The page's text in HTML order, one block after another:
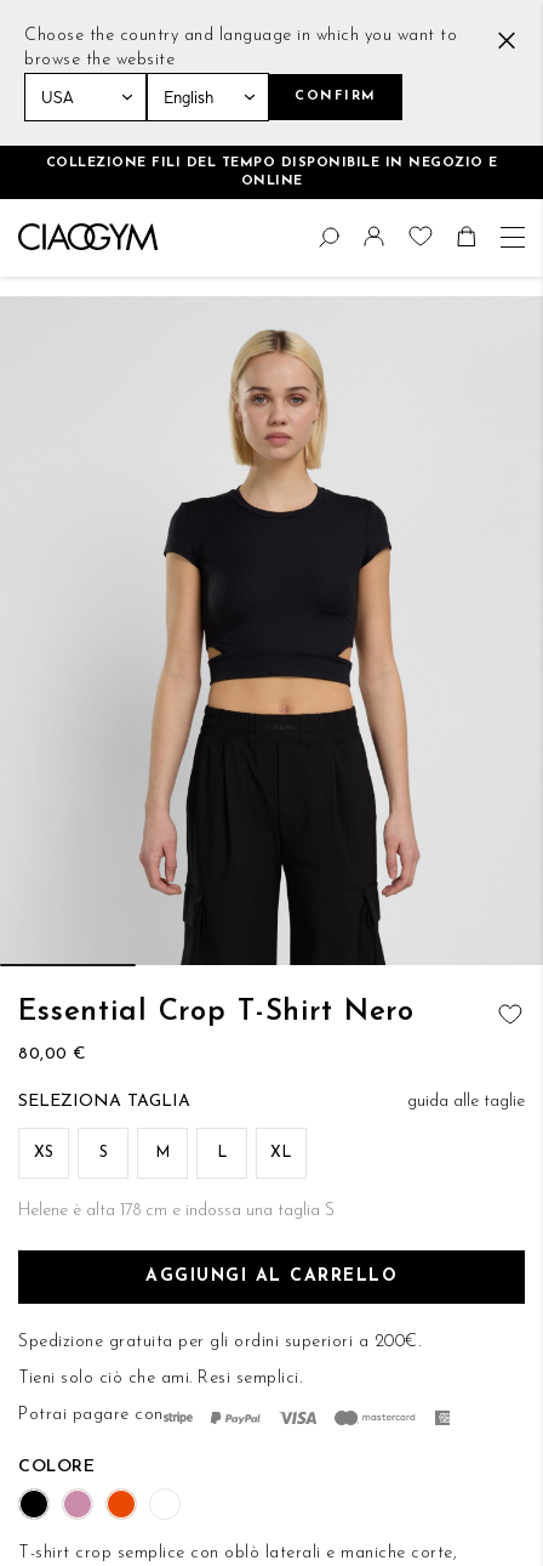
Choose the country and language in which you want to
browse the website
CONFIRM
COLLEZIONE FILI DEL TEMPO DISPONIBILE IN NEGOZIO E
ONLINE
Salta
contenuto
Cambia
Cerca
Essential Crop T-Shirt Nero
80,00 €
guida alle taglie
TAGLIA
XS S M L XL
Helene è alta 178 cm e indossa una taglia S
AGGIUNGI AL CARRELLO
Spedizione gratuita per gli ordini superiori a 200€.
Tieni solo ciò che ami. Resi semplici.
Potrai pagare con
COLORE
T-shirt crop semplice con oblò laterali e maniche corte,
Vai
della
immagini